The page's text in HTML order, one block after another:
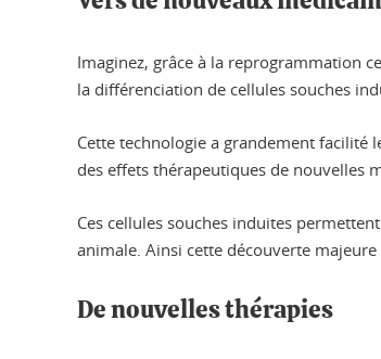
Imaginez, grâce à la reprogrammation
la différenciation de cellules souches
Cette technologie a grandement facilité
des effets thérapeutiques de nouvelles
Ces cellules souches induites
animale. Ainsi cette découverte
De nouvelles thérapies